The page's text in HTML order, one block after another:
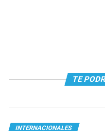
TE
INTERNACIONALES